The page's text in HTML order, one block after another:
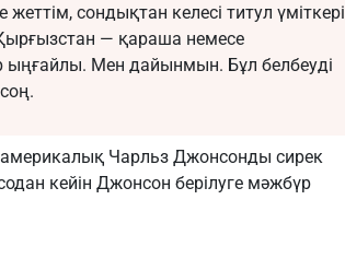
сондықтан келесі титул үміткері
— қараша немесе
ыңғайлы. Мен дайынмын. Бұл белбеуді
Чарльз Джонсонды сирек
кейін Джонсон берілуге мәжбүр